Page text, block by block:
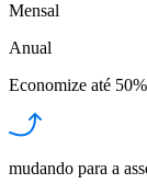
Mensal
Anual
Economize até 50%
mudando para a